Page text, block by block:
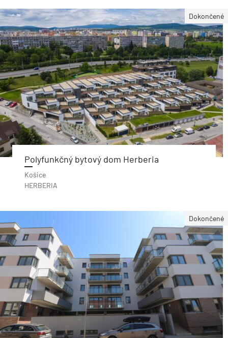
Dokončené
Polyfunkčný bytový dom Herberia
Košice
HERBERIA
Dokončené